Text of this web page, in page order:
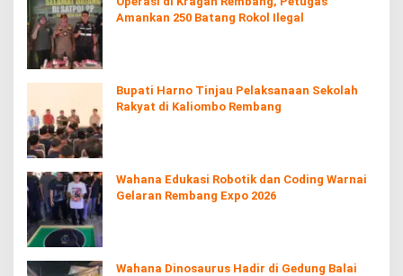
Amankan 250 Batang Rokol Ilegal
Bupati Harno Tinjau Pelaksanaan Sekolah
Rakyat di Kaliombo Rembang
Wahana Edukasi Robotik dan Coding Warnai
Gelaran Rembang Expo 2026
Wahana Dinosaurus Hadir di Gedung Balai